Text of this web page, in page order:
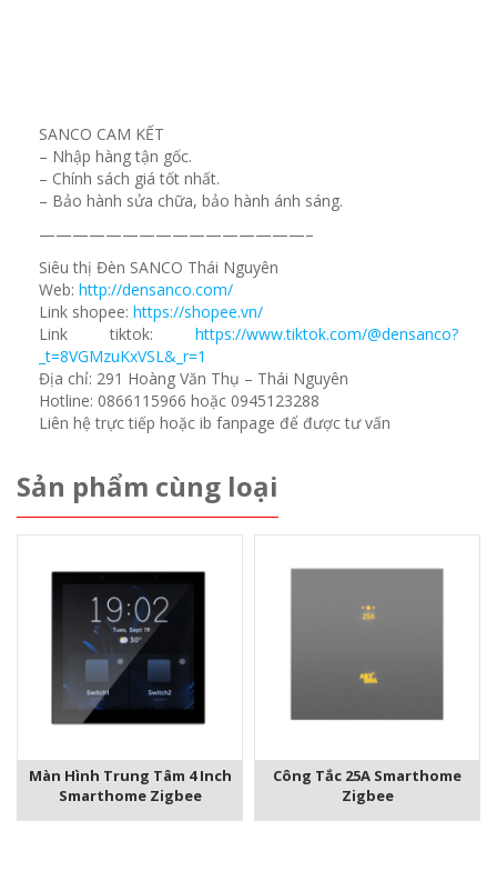
SANCO CAM KẾT
– Nhập hàng tận gốc.
– Chính sách giá tốt nhất.
– Bảo hành sửa chữa, bảo hành ánh sáng.
————————————————–
Siêu thị Đèn SANCO Thái Nguyên
Web: http://densanco.com/
Link shopee: https://shopee.vn/
Link tiktok: https://www.tiktok.com/@densanco?
_t=8VGMzuKxVSL&_r=1
Địa chỉ: 291 Hoàng Văn Thụ – Thái Nguyên
Hotline: 0866115966 hoặc 0945123288
Liên hệ trực tiếp hoặc ib fanpage để được tư vấn
Sản phẩm cùng loại
Màn Hình Trung Tâm 4 Inch
Smarthome Zigbee
Công Tắc 25A Smarthome
Zigbee